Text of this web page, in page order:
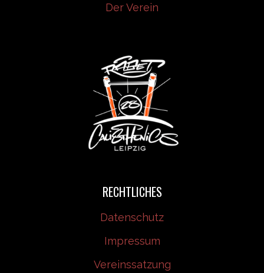
Der Verein
RECHTLICHES
Datenschutz
Impressum
Vereinssatzung